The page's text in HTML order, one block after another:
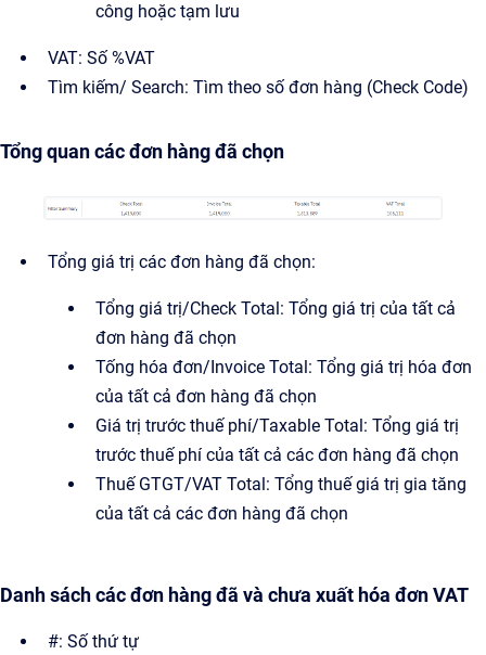
công hoặc tạm lưu
VAT: Số %VAT
Tìm kiếm/ Search: Tìm theo số đơn hàng (Check Code)
Tổng quan các đơn hàng đã chọn
Tổng giá trị các đơn hàng đã chọn:
Tổng giá trị/Check Total: Tổng giá trị của tất cả
đơn hàng đã chọn
Tống hóa đơn/Invoice Total: Tổng giá trị hóa đơn
của tất cả đơn hàng đã chọn
Giá trị trước thuế phí/Taxable Total: Tổng giá trị
trước thuế phí của tất cả các đơn hàng đã chọn
Thuế GTGT/VAT Total: Tổng thuế giá trị gia tăng
của tất cả các đơn hàng đã chọn
Danh sách các đơn hàng đã và chưa xuất hóa đơn VAT
#: Số thứ tự